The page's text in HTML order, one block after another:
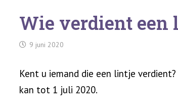
Wie verdient een
9 juni 2020
Kent u iemand die een lintje
kan tot 1 juli 2020.